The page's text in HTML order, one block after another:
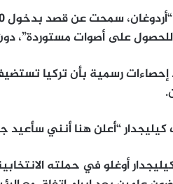
للحصول على أصوات مستوردة”،
“أعلن هنا أنني سأعيد
أوغلو في حملته